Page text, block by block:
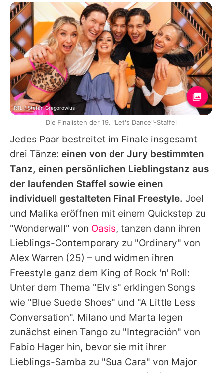
Jedes Paar bestreitet im Finale insgesamt
drei Tänze: einen von der Jury bestimmten
Tanz, einen persönlichen Lieblingstanz aus
der laufenden Staffel sowie einen
individuell gestalteten Final Freestyle. Joel
und Malika eröffnen mit einem Quickstep zu
"Wonderwall" von Oasis, tanzen dann ihren
Lieblings-Contemporary zu "Ordinary" von
Alex Warren (25) – und widmen ihren
Freestyle ganz dem King of Rock 'n' Roll:
Unter dem Thema "Elvis" erklingen Songs
wie "Blue Suede Shoes" und "A Little Less
Conversation". Milano und Marta legen
zunächst einen Tango zu "Integración" von
Fabio Hager hin, bevor sie mit ihrer
Lieblings-Samba zu "Sua Cara" von Major
RTL / Stefan Gregorowius
Die Finalisten der 19. "Let's Dance"-Staffel